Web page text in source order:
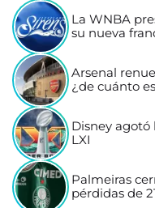
La WNBA
su nueva
Arsenal
¿de cuánto
Disney agotó
LXI
Palmeiras
pérdidas de